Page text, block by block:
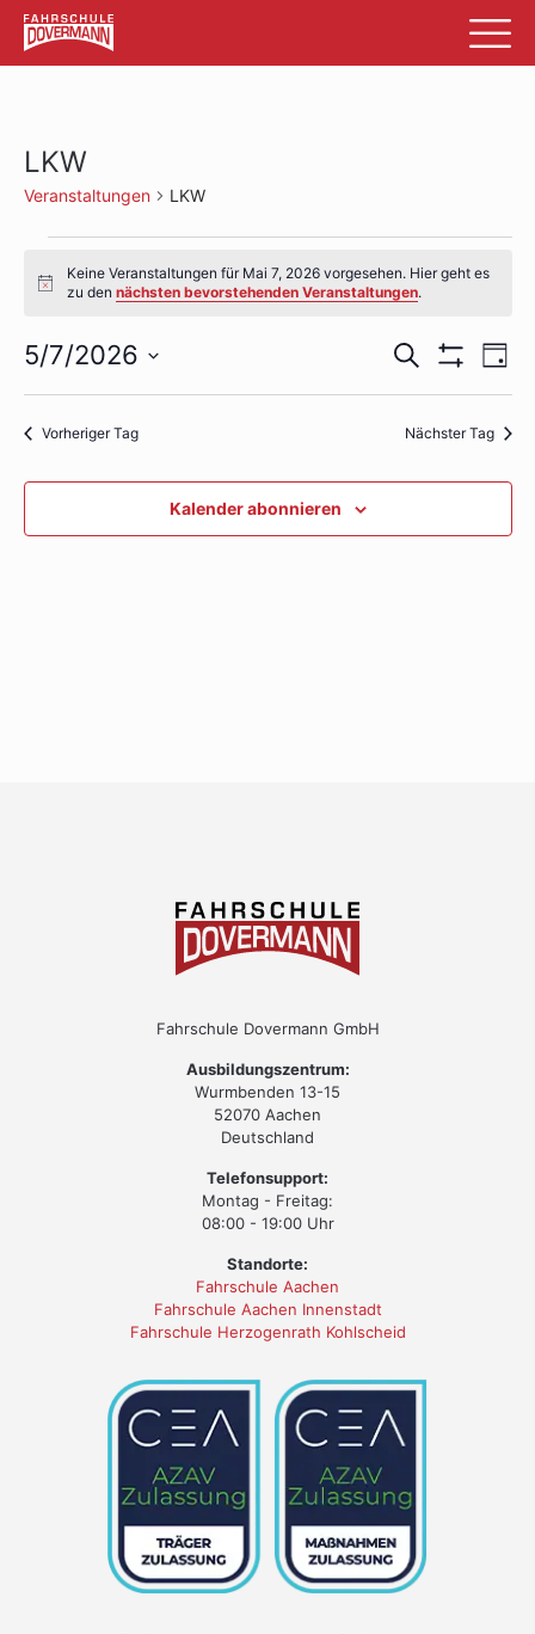
LKW
Veranstaltungen LKW
Veranstaltungen
für
Mai
7,
2026
Hinweis
Keine Veranstaltungen für Mai 7, 2026 vorgesehen. Hier geht es
zu den nächsten bevorstehenden Veranstaltungen.
Suche
und
Suche
Anzeigen
Tag
5/7/2026
Vorheriger Tag Nächster Tag
Kalender abonnieren
Fahrschule Dovermann GmbH
Ausbildungszentrum:
Wurmbenden 13-15
52070 Aachen
Deutschland
Telefonsupport:
Montag - Freitag:
08:00 - 19:00 Uhr
Standorte:
Fahrschule Aachen
Fahrschule Aachen Innenstadt
Fahrschule Herzogenrath Kohlscheid